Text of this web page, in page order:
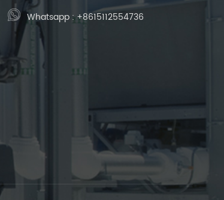
Whatsapp :+8615112554736